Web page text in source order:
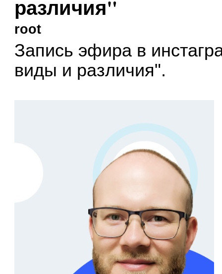
различия"
root
Запись эфира в
виды и различия".